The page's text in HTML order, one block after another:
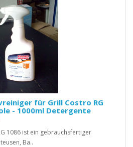
für Grill Costro RG
- 1000ml Detergente
1086 ist ein gebrauchsfertiger
Ba..